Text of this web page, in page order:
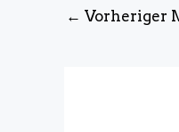
← Vorheriger